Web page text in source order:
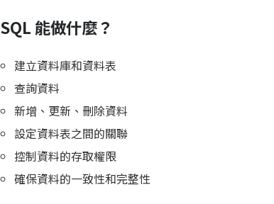
SQL 能做什麼？
建立資料庫和資料表
查詢資料
新增、更新、刪除資料
設定資料表之間的關聯
控制資料的存取權限
確保資料的一致性和完整性